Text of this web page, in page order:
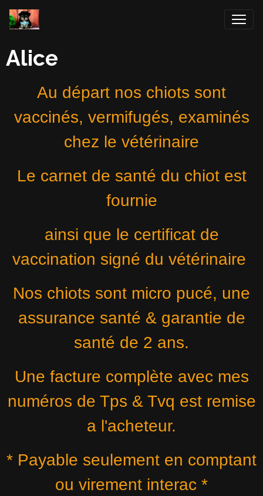
Alice
Au départ nos chiots sont
vaccinés, vermifugés, examinés
chez le vétérinaire
Le carnet de santé du chiot est
fournie
ainsi que le certificat de
vaccination signé du vétérinaire
Nos chiots sont micro pucé, une
assurance santé & garantie de
santé de 2 ans.
Une facture complète avec mes
numéros de Tps & Tvq est remise
a l'acheteur.
* Payable seulement en comptant
ou virement interac *